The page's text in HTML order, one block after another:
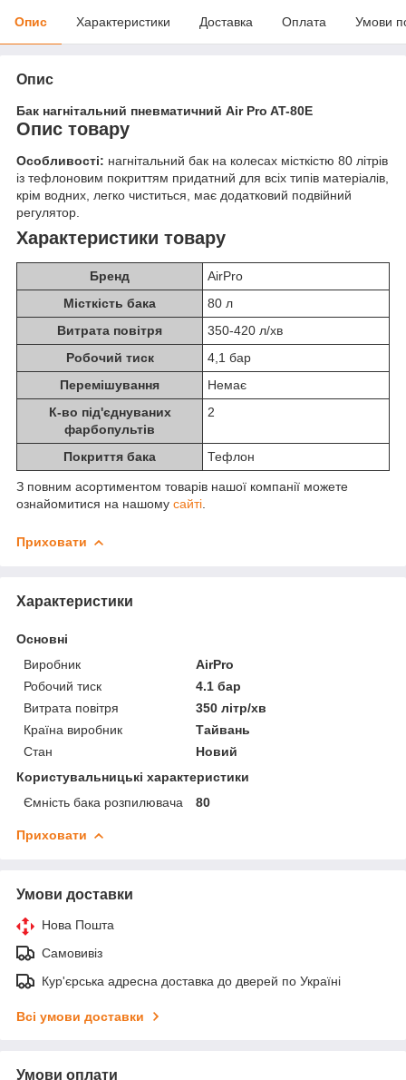
Опис Характеристики Доставка Оплата Умови
Опис
Бак нагнітальний пневматичний Air Pro AT-80E
Опис товару
Особливості: нагнітальний бак на колесах місткістю 80 літрів
із тефлоновим покриттям придатний для всіх типів матеріалів,
крім водних, легко чиститься, має додатковий подвійний
регулятор.
Характеристики товару
Бренд
AirPro
Місткість бака
80 л
Витрата повітря
350-420 л/хв
Робочий тиск
4,1 бар
Перемішування
Немає
К-во під'єднуваних
фарбопультів
2
Покриття бака Тефлон
З повним асортиментом товарів нашої компанії можете
ознайомитися на нашому сайті
Приховати
Характеристики
Основні
Виробник
AirPro
Робочий тиск
4.1 бар
Витрата повітря
350 літр/хв
Країна виробник
Тайвань
Стан
Новий
Користувальницькі характеристики
Ємність бака розпилювача
80
Приховати
Умови доставки
Нова Пошта
Самовивіз
Кур'єрська адресна доставка до дверей по Україні
Всі умови доставки
Умови оплати